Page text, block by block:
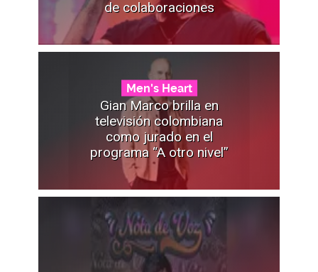
de colaboraciones
Men's Heart
Gian Marco brilla en
televisión colombiana
como jurado en el
programa “A otro nivel”